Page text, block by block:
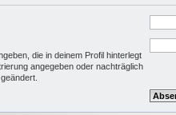
die in deinem Profil hinterlegt
angegeben oder nachträglich